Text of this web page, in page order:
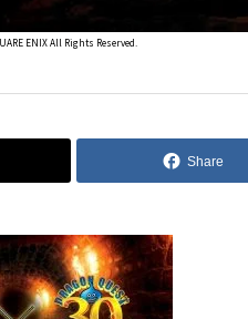
ENIX All Rights Reserved.
Share